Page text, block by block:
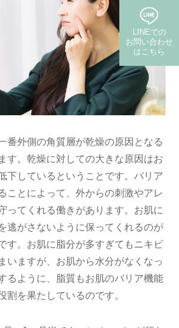
番外側の角質層が乾燥の原因となる
す。乾燥に対しての大きな原因はお
下しているということです。バリア
ことによって、外からの刺激やアレ
ってくれる働きがあります。お肌に
逃がさないように保ってくれるのが
す。お肌に脂分が多すぎてもニキビ
いますが、お肌から水分がなくなっ
るように、脂質もお肌のバリア機能
割を果たしているのです。
LINEでの
お問い合わせ
はこちら
(保険・自費郵送)